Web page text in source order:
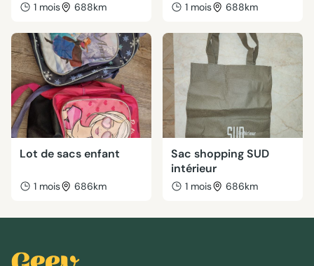
1 mois 688km 1 mois 688km
Lot de sacs enfant
1 mois 686km
Sac shopping SUD
intérieur
1 mois 686km